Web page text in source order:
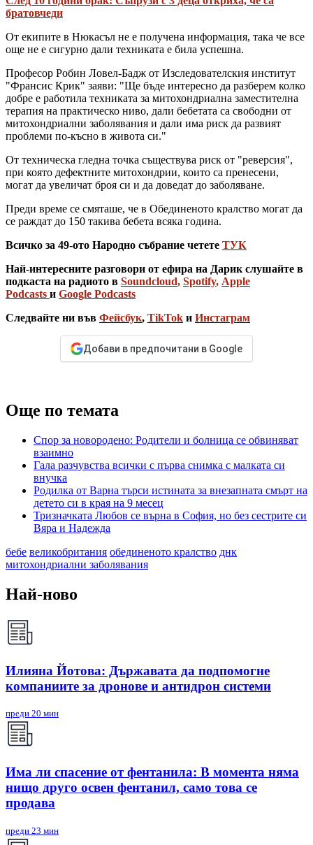
братовчеди
От екипите в Нюкасъл не е получена информация, така че все
още не е сигурно дали техниката е била успешна.
Професор Робин Ловел-Бадж от Изследователския институт
"Франсис Крик" заяви: "Ще бъде интересно да разберем колко
добре е работила техниката за митохондриална заместителна
терапия на практическо ниво, дали бебетата са свободни от
митохондриални заболявания и дали има риск да развият
проблеми по-късно в живота си."
От техническа гледна точка съществува риск от "реверсия",
при която дефектните митохондрии, които са пренесени,
могат да увеличат броя си и да доведат до заболяване.
Преди време се смяташе, че в Обединеното кралство могат да
се раждат до 150 такива бебета всяка година.
Всичко за 49-ото Народно събрание четете ТУК
Най-интересните разговори от ефира на Дарик слушайте в
подкаста на радиото в Soundcloud, Spotify, Apple
Podcasts и Google Podcasts
Следвайте ни във Фейсбук, TikTok и Инстаграм
Добави в предпочитани в Google
Още по темата
Спор за новородено: Родители и болница се обвиняват
взаимно
Гала разчувства всички с първа снимка с малката си
внучка
Родилка от Варна търси истината за внезапната смърт на
детето си в края на 9 месец
Тризначката Любов се върна в София, но без сестрите си
Вяра и Надежда
бебе великобритания обединеното кралство днк
митохондриални заболявания
Най-ново
Илияна Йотова: Държавата да подпомогне
компаниите за дронове и антидрон системи
преди 20 мин
Има ли спасение от фентанила: В момента няма
нищо друго освен фентанил, само това се
продава
преди 23 мин